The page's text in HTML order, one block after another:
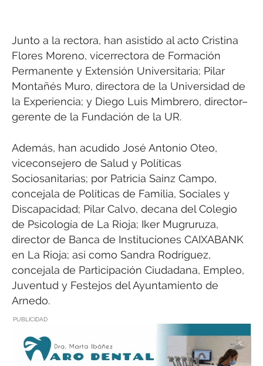
Junto a la rectora, han asistido al acto Cristina
Flores Moreno, vicerrectora de Formación
Permanente y Extensión Universitaria; Pilar
Montañés Muro, directora de la Universidad de
la Experiencia; y Diego Luis Mimbrero, director–
gerente de la Fundación de la UR.
Además, han acudido José Antonio Oteo,
viceconsejero de Salud y Políticas
Sociosanitarias; por Patricia Sainz Campo,
concejala de Políticas de Familia, Sociales y
Discapacidad; Pilar Calvo, decana del Colegio
de Psicología de La Rioja; Iker Mugruruza,
director de Banca de Instituciones CAIXABANK
en La Rioja; así como Sandra Rodríguez,
concejala de Participación Ciudadana, Empleo,
Juventud y Festejos del Ayuntamiento de
Arnedo.
PUBLICIDAD